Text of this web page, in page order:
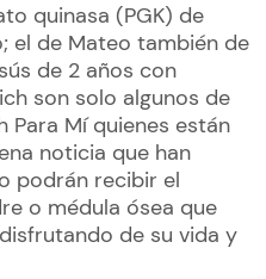
quinasa (PGK) de
el de Mateo también de
de 2 años con
son solo algunos de
Para Mí quienes están
noticia que han
podrán recibir el
o médula ósea que
de su vida y